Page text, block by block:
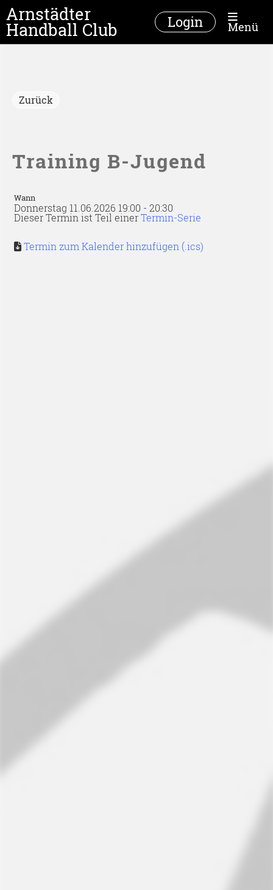
Arnstädter
Handball Club Login Menü
Zurück
Training B-Jugend
Wann
Donnerstag 11.06.2026 19:00 - 20:30
Dieser Termin ist Teil einerTermin-Serie
Termin zum Kalender hinzufügen (.ics)